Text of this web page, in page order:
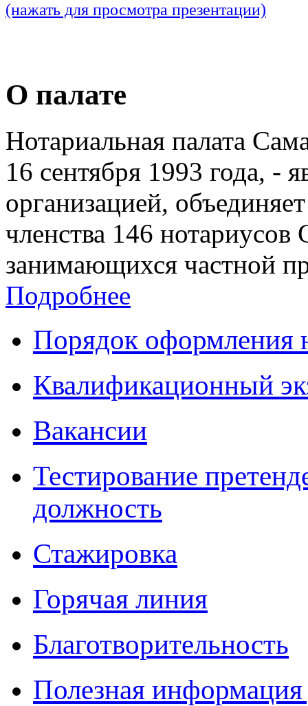
(нажать для просмотра презентации)
О палате
Нотариальная палата
16 сентября 1993 года, -
организацией,
членства 146 нотариусов
занимающихся частной
Подробнее
Порядок оформления
Квалификационный
Вакансии
Тестирование
должность
Стажировка
Горячая линия
Благотворительность
Полезная